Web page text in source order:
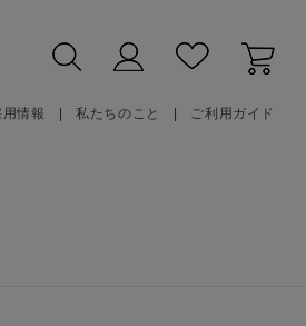
用情報 私たちのこと ご利用ガイド